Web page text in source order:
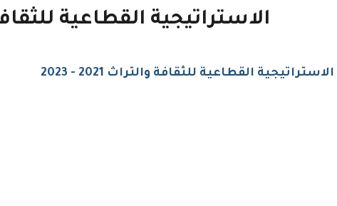
الاستراتيجية القطاعية للثقافة
الاستراتيجية القطاعية للثقافة والتراث 2021 - 2023